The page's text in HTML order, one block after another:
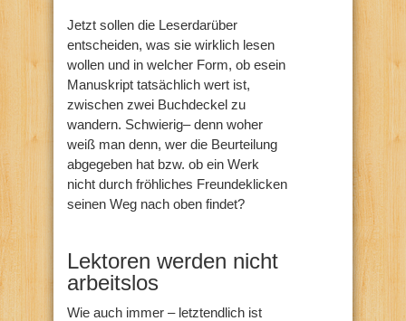
Jetzt sollen die Leserdarüber
entscheiden, was sie wirklich lesen
wollen und in welcher Form, ob esein
Manuskript tatsächlich wert ist,
zwischen zwei Buchdeckel zu
wandern. Schwierig– denn woher
weiß man denn, wer die Beurteilung
abgegeben hat bzw. ob ein Werk
nicht durch fröhliches Freundeklicken
seinen Weg nach oben findet?
Lektoren werden nicht
arbeitslos
Wie auch immer – letztendlich ist